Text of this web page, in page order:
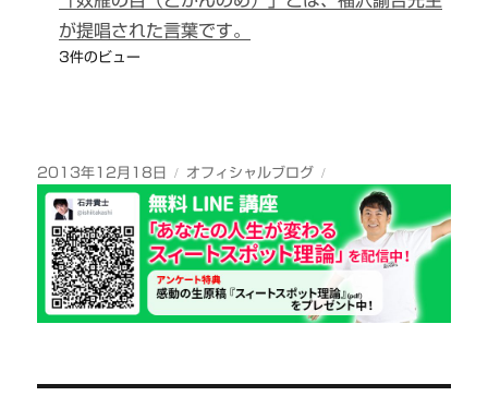
が提唱された言葉です。
3件のビュー
投
稿
2013年12月18日
カ
テ
ゴ
リ
オフィシャルブログ